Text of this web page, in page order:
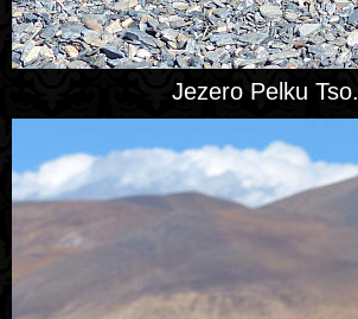
Jezero Pelku Tso.